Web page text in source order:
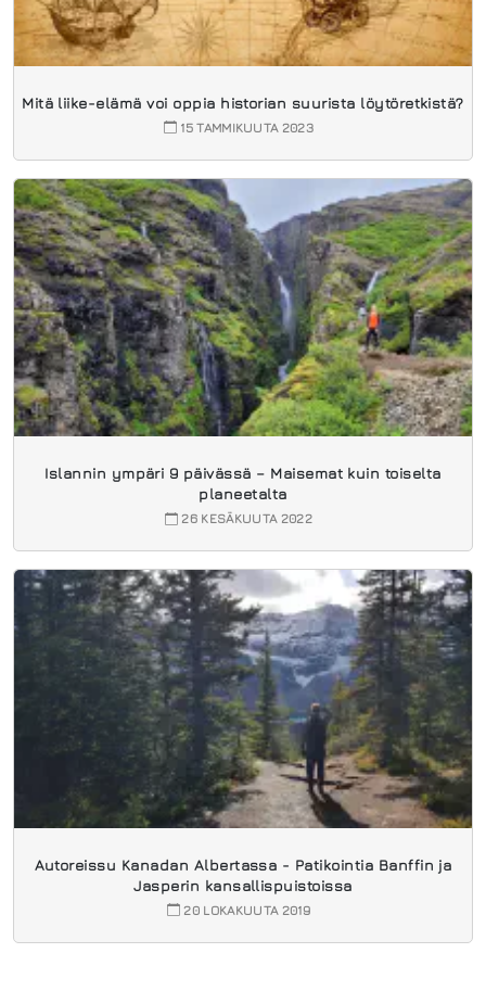
Mitä liike-elämä voi oppia historian suurista löytöretkistä?
15 TAMMIKUUTA 2023
Islannin ympäri 9 päivässä – Maisemat kuin toiselta
planeetalta
26 KESÄKUUTA 2022
Autoreissu Kanadan Albertassa - Patikointia Banffin ja
Jasperin kansallispuistoissa
20 LOKAKUUTA 2019